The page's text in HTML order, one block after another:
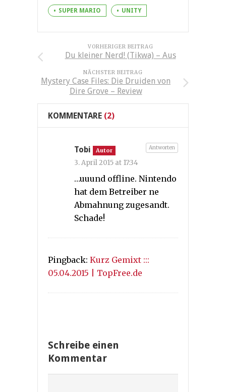
SUPER MARIO UNITY
VORHERIGER BEITRAG
Du kleiner Nerd! (Tikwa) – Aus
NÄCHSTER BEITRAG
Mystery Case Files: Die Druiden von
Dire Grove – Review
KOMMENTARE (2)
Tobi Autor
3. April 2015 at 17:34
…uuund offline. Nintendo
hat dem Betreiber ne
Abmahnung zugesandt.
Schade!
Antworten
Pingback: Kurz Gemixt :::
05.04.2015 | TopFree.de
Schreibe einen
Kommentar